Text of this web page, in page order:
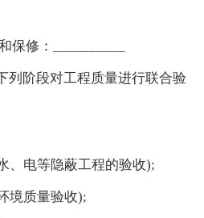
修：__________
阶段对工程质量进行联合验
电等隐蔽工程的验收);
质量验收);